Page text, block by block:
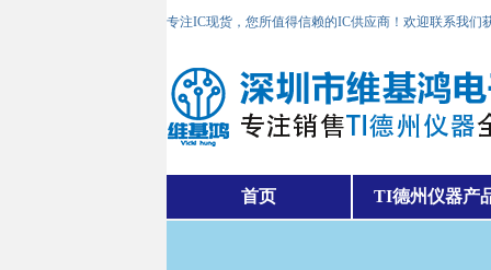
专注IC现货，您所值得信赖的IC供应商！欢迎联系我们
首页 TI德州仪器产